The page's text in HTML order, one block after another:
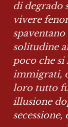
di degrado
vivere
solitudine
poco che si
immigrati,
loro tutto
illusione